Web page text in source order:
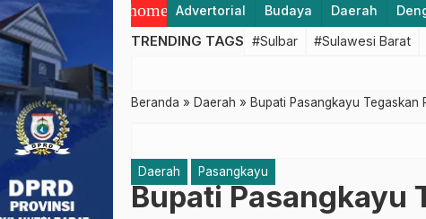
home Advertorial Budaya Daerah
TRENDING TAGS #Sulbar #Sulawesi Barat
Beranda » Daerah » Bupati Pasangkayu Tegaskan
Daerah Pasangkayu
Bupati Pasangkayu